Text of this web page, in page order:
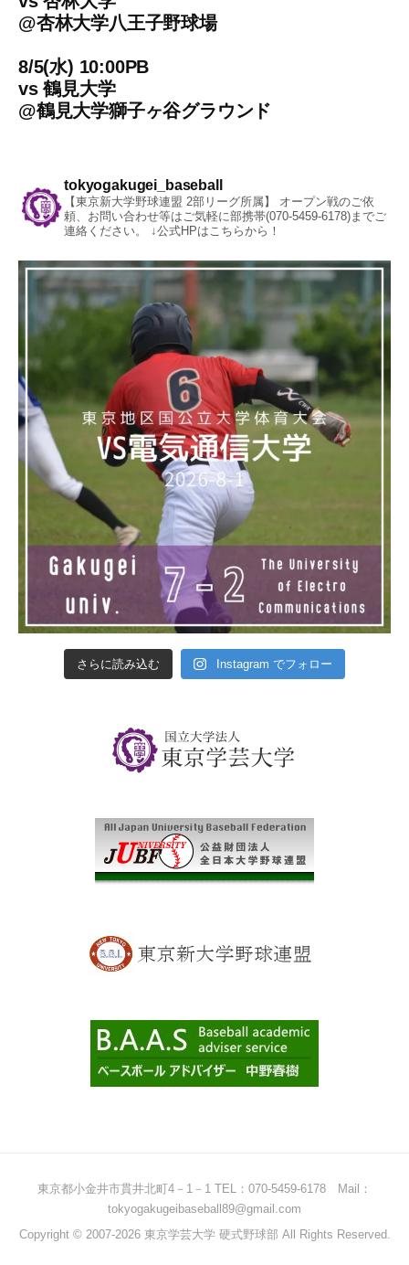
@杏林大学八王子野球場
8/5(水) 10:00PB
vs鶴見大学
@鶴見大学獅子ヶ谷グラウンド
tokyogakugei_baseball
【東京新大学野球連盟 2部リーグ所属】
オープン戦のご依
頼、お問い合わせ等はご気軽に部携帯(070-5459-6178)までご
連絡ください。
↓公式HPはこちらから！
さらに読み込む Instagram でフォロー
東京都小金井市貫井北町4－1－1 TEL：070-5459-6178 Mail：
tokyogakugeibaseball89@gmail.com
Copyright © 2007-2026 東京学芸大学 硬式野球部 All Rights Reserved.